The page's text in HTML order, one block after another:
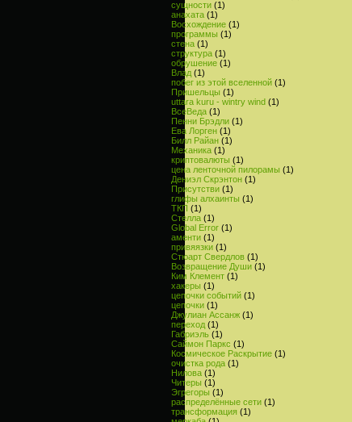
сущности (1)
анахата (1)
Восхождение (1)
программы (1)
стена (1)
структура (1)
обрушение (1)
Влад (1)
побег из этой вселенной (1)
Пришельцы (1)
uttara kuru - wintry wind (1)
ВсеВеда (1)
Пенни Брэдли (1)
Ева Лорген (1)
Билл Райан (1)
Механика (1)
криптовалюты (1)
цена ленточной пилорамы (1)
Дениэл Скрэнтон (1)
Присутстви (1)
глифы алхаинты (1)
ТКП (1)
Стелла (1)
Global Error (1)
аменти (1)
привяязки (1)
Стюарт Свердлов (1)
Возвращение Души (1)
Ким Клемент (1)
хакеры (1)
цепочки событий (1)
цепочки (1)
Джулиан Ассанж (1)
переход (1)
Габриэль (1)
Саймон Паркс (1)
Космическое Раскрытие (1)
очистка рода (1)
Нилова (1)
Читеры (1)
Эгрегоры (1)
распределённые сети (1)
трансформация (1)